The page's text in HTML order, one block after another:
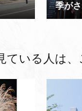
季が
いる人は、